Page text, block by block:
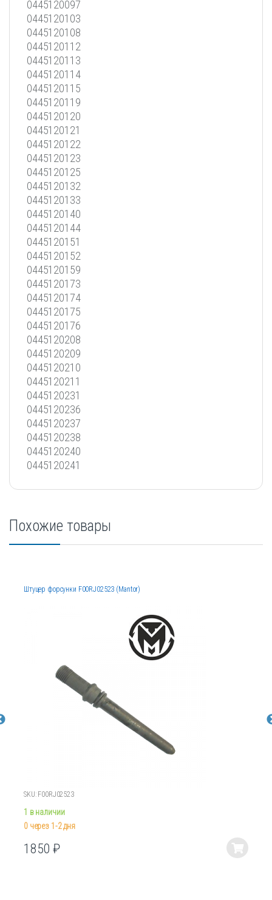
0445120097
0445120103
0445120108
0445120112
0445120113
0445120114
0445120115
0445120119
0445120120
0445120121
0445120122
0445120123
0445120125
0445120132
0445120133
0445120140
0445120144
0445120151
0445120152
0445120159
0445120173
0445120174
0445120175
0445120176
0445120208
0445120209
0445120210
0445120211
0445120231
0445120236
0445120237
0445120238
0445120240
0445120241
Похожие товары
Штуцер форсунки F00RJ02523 (Mantor)
SKU: F00RJ02523
1 в наличии
0 через 1-2 дня
1850₽
Этот